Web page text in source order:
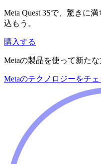
Meta Quest 3Sで、驚きに
込もう。
購入する
Metaの製品を使って新た
Metaのテクノロジーをチ